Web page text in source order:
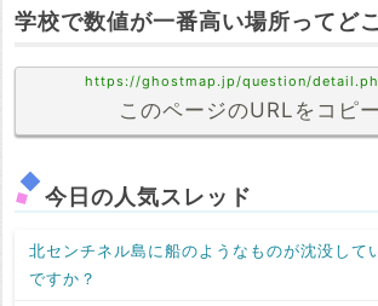
学校で数値が一番高い場所ってど
https://ghostmap.jp/question/
このページのURLをコピ
今日の人気スレッド
北センチネル島に船のようなものが沈没して
ですか？